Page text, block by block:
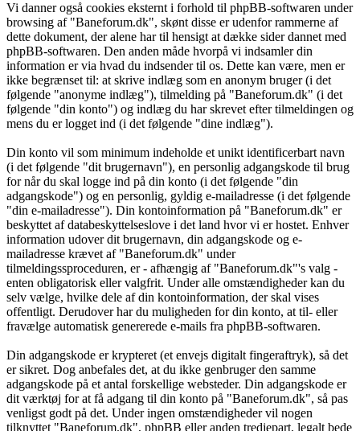
Vi danner også cookies eksternt i forhold til phpBB-softwaren under
browsing af "Baneforum.dk", skønt disse er udenfor rammerne af
dette dokument, der alene har til hensigt at dække sider dannet med
phpBB-softwaren. Den anden måde hvorpå vi indsamler din
information er via hvad du indsender til os. Dette kan være, men er
ikke begrænset til: at skrive indlæg som en anonym bruger (i det
følgende "anonyme indlæg"), tilmelding på "Baneforum.dk" (i det
følgende "din konto") og indlæg du har skrevet efter tilmeldingen og
mens du er logget ind (i det følgende "dine indlæg").
Din konto vil som minimum indeholde et unikt identificerbart navn
(i det følgende "dit brugernavn"), en personlig adgangskode til brug
for når du skal logge ind på din konto (i det følgende "din
adgangskode") og en personlig, gyldig e-mailadresse (i det følgende
"din e-mailadresse"). Din kontoinformation på "Baneforum.dk" er
beskyttet af databeskyttelseslove i det land hvor vi er hostet. Enhver
information udover dit brugernavn, din adgangskode og e-
mailadresse krævet af "Baneforum.dk" under
tilmeldingssproceduren, er - afhængig af "Baneforum.dk"'s valg -
enten obligatorisk eller valgfrit. Under alle omstændigheder kan du
selv vælge, hvilke dele af din kontoinformation, der skal vises
offentligt. Derudover har du muligheden for din konto, at til- eller
fravælge automatisk genererede e-mails fra phpBB-softwaren.
Din adgangskode er krypteret (et envejs digitalt fingeraftryk), så det
er sikret. Dog anbefales det, at du ikke genbruger den samme
adgangskode på et antal forskellige websteder. Din adgangskode er
dit værktøj for at få adgang til din konto på "Baneforum.dk", så pas
venligst godt på det. Under ingen omstændigheder vil nogen
tilknyttet "Baneforum.dk", phpBB eller anden tredjepart, legalt bede